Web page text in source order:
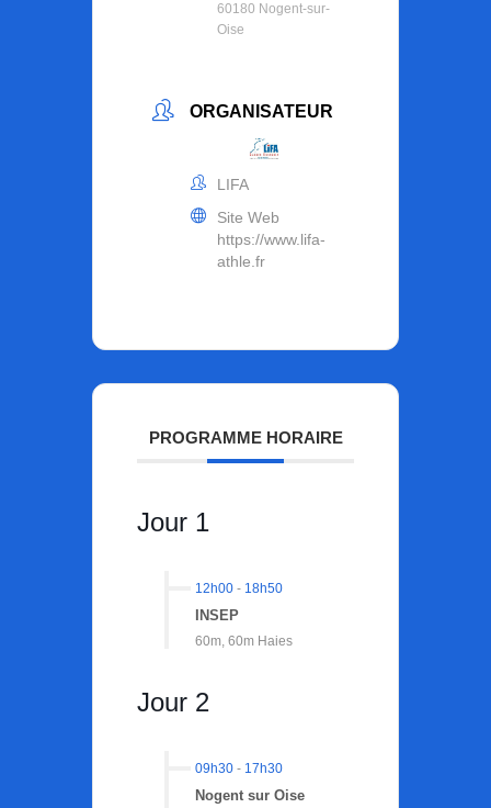
60180 Nogent-sur-
Oise
ORGANISATEUR
LIFA
Site Web
https://www.lifa-
athle.fr
PROGRAMME HORAIRE
Jour 1
12h00 - 18h50
INSEP
60m, 60m Haies
Jour 2
09h30 - 17h30
Nogent sur Oise